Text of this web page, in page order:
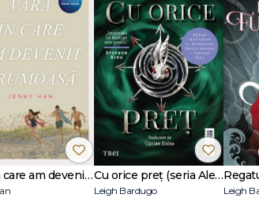
literar și moral. Plin de umor negru dezlănțuit,
frumusețea." – Cleveland Plain Dealer
șocantă – o poveste care ispitește și tachinează
se pricepe." – New York Times
de engleză la prestigiosul Grinnell College, Iowa. A
Love. Eseurile sale au apărut în publicațiile Fence,
Vara în care am devenit frumoasă (seria Vara, vol. 1) Cu orice preț (seria Alex Stern, vol. 2)
Leigh Bardugo Leigh